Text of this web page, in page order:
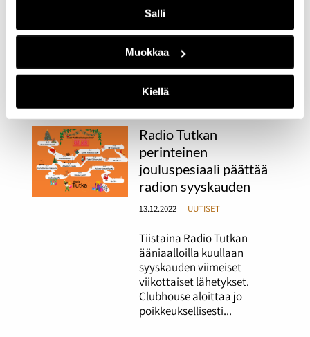
Salli
Muokkaa
Kiellä
Tällä viikolla lähetyksissä
näkyy ja kuuluu ystäväpäivä
sekä Suomen yksi suurin
opiskelijatapahtuma
Pikkulaskiainen.
Radio Tutkan
perinteinen
jouluspesiaali päättää
radion syyskauden
13.12.2022 UUTISET
Tiistaina Radio Tutkan
ääniaalloilla kuullaan
syyskauden viimeiset
viikottaiset lähetykset.
Clubhouse aloittaa jo
poikkeuksellisesti...